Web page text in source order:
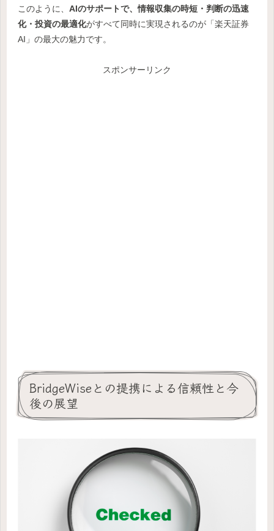
このように、 AIのサポートで、情報収集の時短・判断の迅速
化・投資の最適化がすべて同時に実現されるのが「楽天証券
AI」の最大の魅力です。
スポンサーリンク
BridgeWiseとの提携による信頼性と今
後の展望